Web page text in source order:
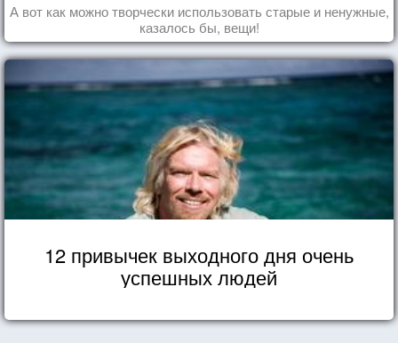
А вот как можно творчески использовать старые и ненужные,
казалось бы, вещи!
12 привычек выходного дня очень
успешных людей